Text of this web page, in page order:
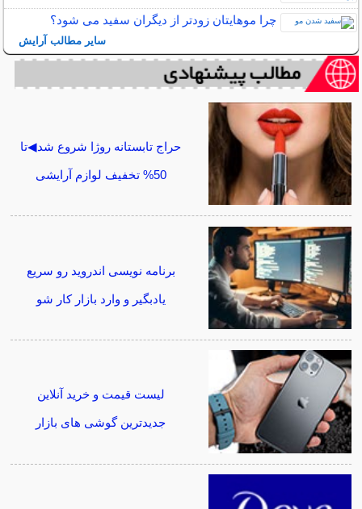
چرا موهایتان زودتر از دیگران سفید می شود؟
سایر مطالب آرایش
حراج تابستانه روژا شروع شد◀تا
50% تخفیف لوازم آرایشی
برنامه نویسی اندروید رو سریع
یادبگیر و وارد بازار کار شو
لیست قیمت و خرید آنلاین
جدیدترین گوشی های بازار